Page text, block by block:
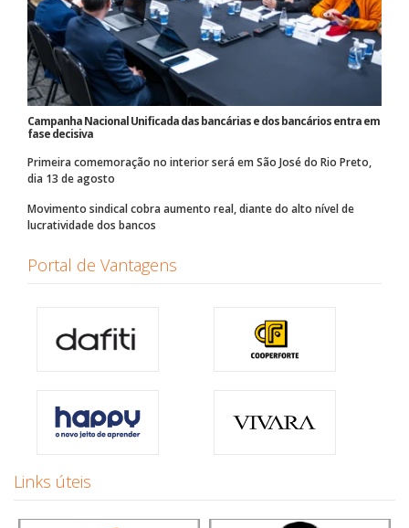
Campanha Nacional Unificada das bancárias e dos bancários entra em
fase decisiva
Primeira comemoração no interior será em São José do Rio Preto,
dia 13 de agosto
Movimento sindical cobra aumento real, diante do alto nível de
lucratividade dos bancos
Portal de Vantagens
Links úteis